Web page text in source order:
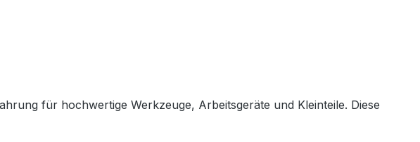
für hochwertige Werkzeuge, Arbeitsgeräte und Kleinteile. Diese